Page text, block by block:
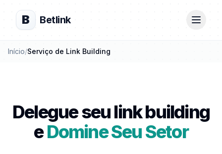
B Betlink
Início/Serviço de Link Building
Delegue seu link building
eDomine Seu Setor